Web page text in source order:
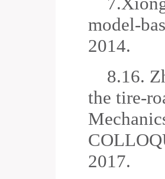
model-
2014.
8.16.
the tire-
2017.